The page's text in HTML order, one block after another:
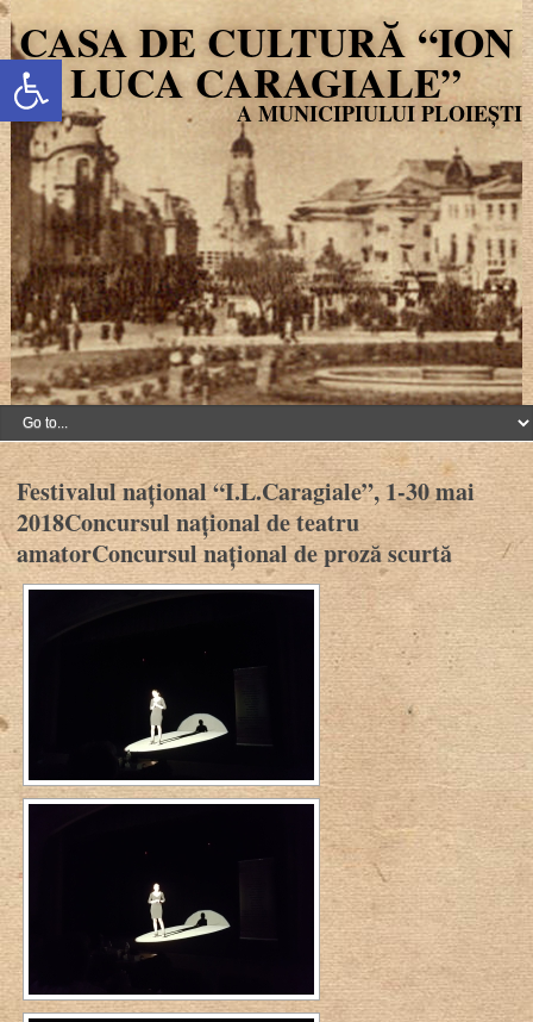
Deschide bara de unelte
CASA DE CULTURĂ “ION
LUCA CARAGIALE”
Festivalul național “I.L.Caragiale”, 1-30 mai
2018Concursul național de teatru
amatorConcursul național de proză scurtă